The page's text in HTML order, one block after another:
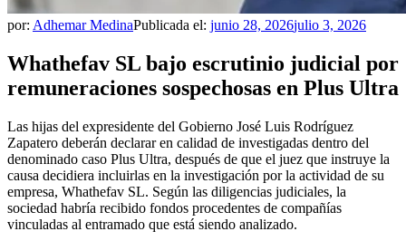
por: Adhemar MedinaPublicada el: junio 28, 2026julio 3, 2026
Whathefav SL bajo escrutinio judicial por
remuneraciones sospechosas en Plus Ultra
Las hijas del expresidente del Gobierno José Luis Rodríguez
Zapatero deberán declarar en calidad de investigadas dentro del
denominado caso Plus Ultra, después de que el juez que instruye la
causa decidiera incluirlas en la investigación por la actividad de su
empresa, Whathefav SL. Según las diligencias judiciales, la
sociedad habría recibido fondos procedentes de compañías
vinculadas al entramado que está siendo analizado.